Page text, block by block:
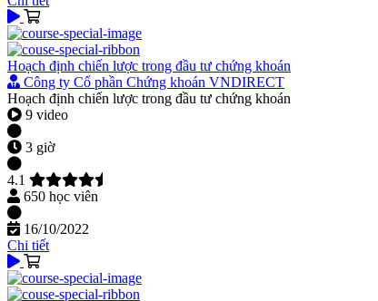
Hoạch định chiến lược trong đầu tư chứng khoán
Công ty Cổ phần Chứng khoán VNDIRECT
Hoạch định chiến lược trong đầu tư chứng khoán
9 video
3 giờ
4.1
650 học viên
16/10/2022
Chi tiết